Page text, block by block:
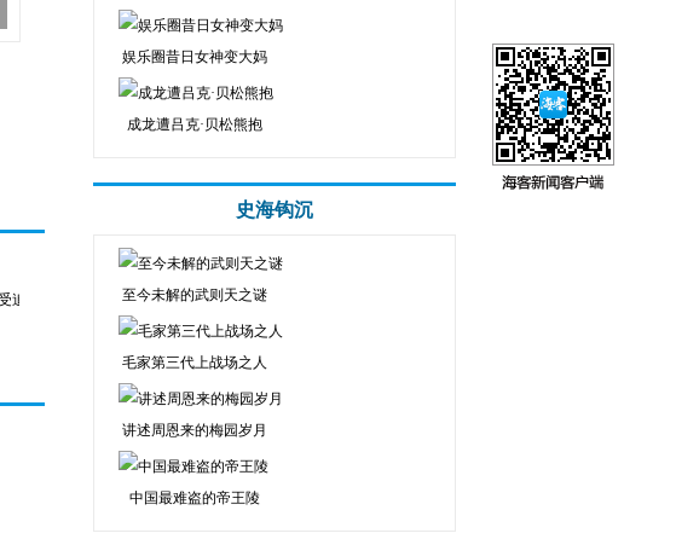
娱乐圈昔日女神变大妈
成龙遭吕克·贝松熊抱
史海钩沉
至今未解的武则天之谜
毛家第三代上战场之人
讲述周恩来的梅园岁月
中国最难盗的帝王陵